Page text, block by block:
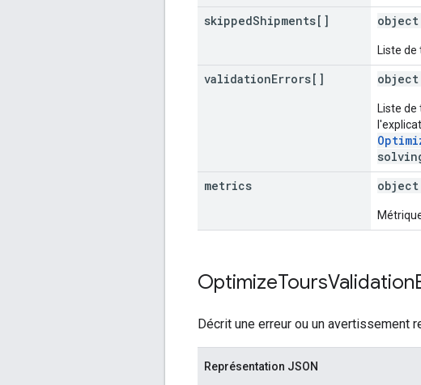
skippedShipments[]
Liste de
validationErrors[]
Liste
metrics
OptimizeToursValidation
Décrit une erreur ou un avertissement
Représentation JSON